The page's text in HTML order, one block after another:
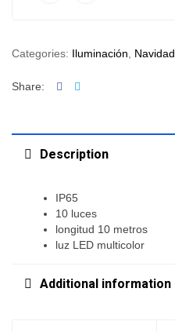
Categories: Iluminación Navidad
Share: Facebook
Description
IP65
10 luces
longitud 10 metros
luz LED multicolor
Additional information